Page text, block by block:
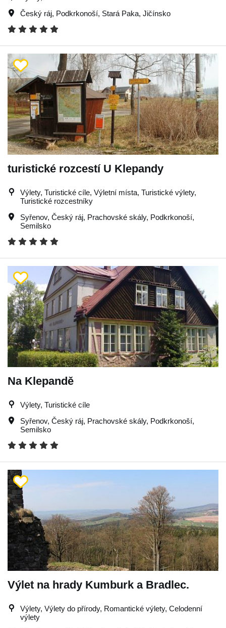
Český ráj, Podkrkonoší, Stará Paka, Jičínsko
turistické rozcestí U Klepandy
Výlety, Turistické cíle, Výletní místa, Turistické výlety,
Turistické rozcestníky
Syřenov, Český ráj, Prachovské skály, Podkrkonoší,
Semilsko
Na Klepandě
Výlety, Turistické cíle
Syřenov, Český ráj, Prachovské skály, Podkrkonoší,
Semilsko
Výlet na hrady Kumburk a Bradlec.
Výlety, Výlety do přírody, Romantické výlety, Celodenní
výlety